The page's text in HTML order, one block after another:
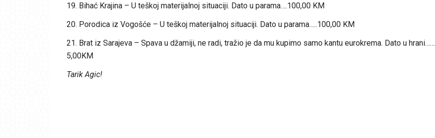
19. Bihać Krajina – U teškoj materijalnoj situaciji. Dato u parama….100,00 KM
20. Porodica iz Vogošće – U teškoj materijalnoj situaciji. Dato u parama…..100,00 KM
21. Brat iz Sarajeva – Spava u džamiji, ne radi, tražio je da mu kupimo samo kantu eurokrema. Dato u hrani……
5,00KM
Tarik Agic!